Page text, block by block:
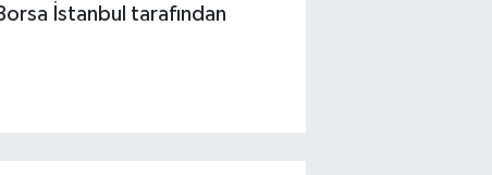
İstanbul tarafından